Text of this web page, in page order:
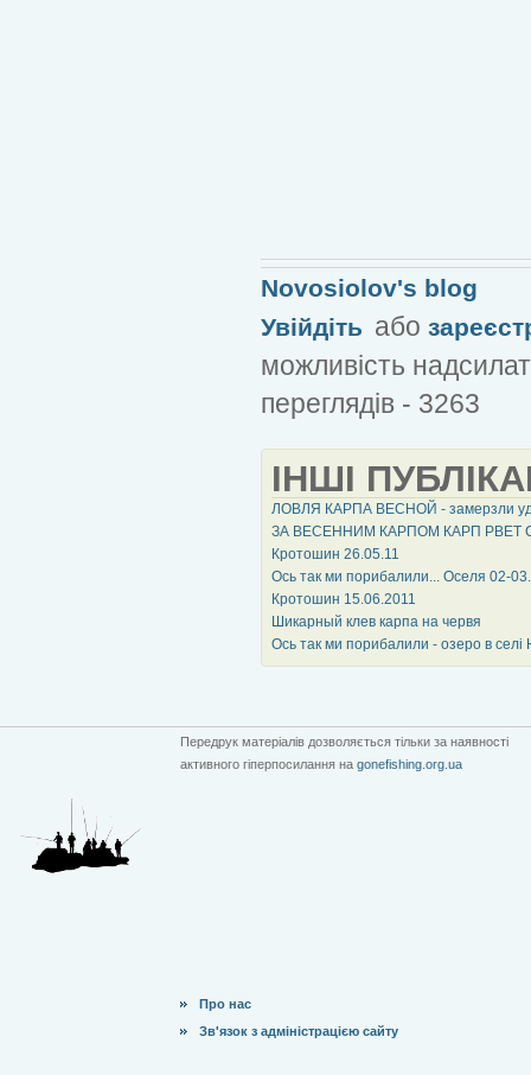
Novosiolov's blog
Увійдіть або
можливість
переглядів - 3263
ІНШІ
ЛОВЛЯ КАРПА ВЕСНОЙ - замерзли
ЗА ВЕСЕННИМ КАРПОМ КАРП РВЕТ
Кротошин 26.05.11
Ось так ми порибалили... Оселя 02-
Кротошин 15.06.2011
Шикарный клев карпа на червя
Ось так ми порибалили - озеро в селі
Передрук матеріалів дозволяється тільки за наявності
активного гіперпосилання на gonefishing.org.ua
Про нас
Зв'язок з адміністрацією сайту